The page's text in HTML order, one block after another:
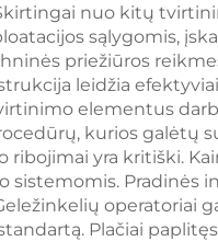
nuo kitų
sąlygomis,
priežiūros
leidžia
elementus
kurios galėtų
ribojimai yra kritiški.
Pradinės
operatoriai
Plačiai